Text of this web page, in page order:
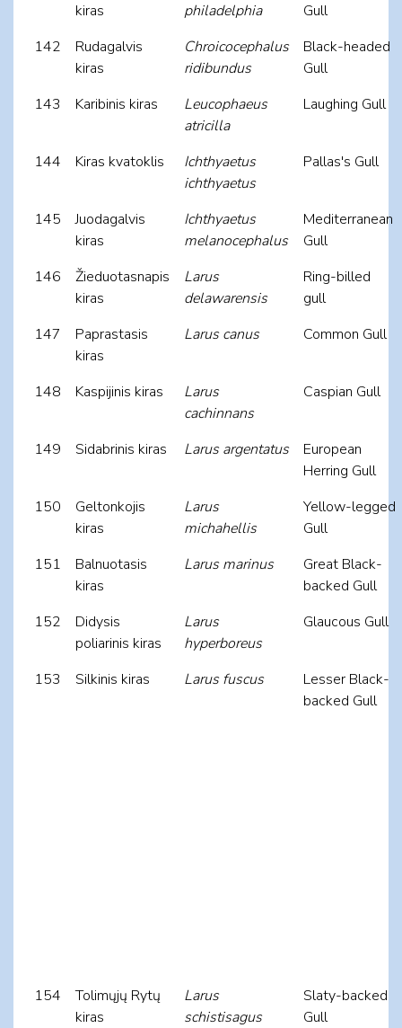
kiras philadelphia
Gull
142
Rudagalvis
kiras
Chroicocephalus
ridibundus
Black-headed
Gull
143
Karibinis kiras
Leucophaeus
atricilla
Laughing Gull
144 Kiras kvatoklis
Ichthyaetus
ichthyaetus
Pallas's Gull
145
Juodagalvis
kiras
Ichthyaetus
melanocephalus
Mediterranean
Gull
146
Žieduotasnapis
kiras
Larus
delawarensis
Ring-billed
gull
147
Paprastasis
kiras
Larus canus Common Gull
148 Kaspijinis kiras
Larus
cachinnans
Caspian Gull
149 Sidabrinis kiras Larus argentatus
European
Herring Gull
150
Geltonkojis
kiras
Larus
michahellis
Yellow-legged
Gull
151
Balnuotasis
kiras
Larus marinus
Great Black-
backed Gull
152
Didysis
poliarinis kiras
Larus
hyperboreus
Glaucous Gull
153 Silkinis kiras Larus fuscus
Lesser Black-
backed Gull
154
Tolimųjų Rytų
kiras
Larus
schistisagus
Slaty-backed
Gull